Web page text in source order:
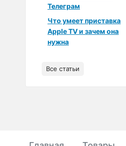
Телеграм
Что умеет приставка
Apple TV и зачем она
нужна
Все статьи